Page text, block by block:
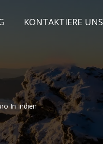
KONTAKTIERE UNS
In Indien